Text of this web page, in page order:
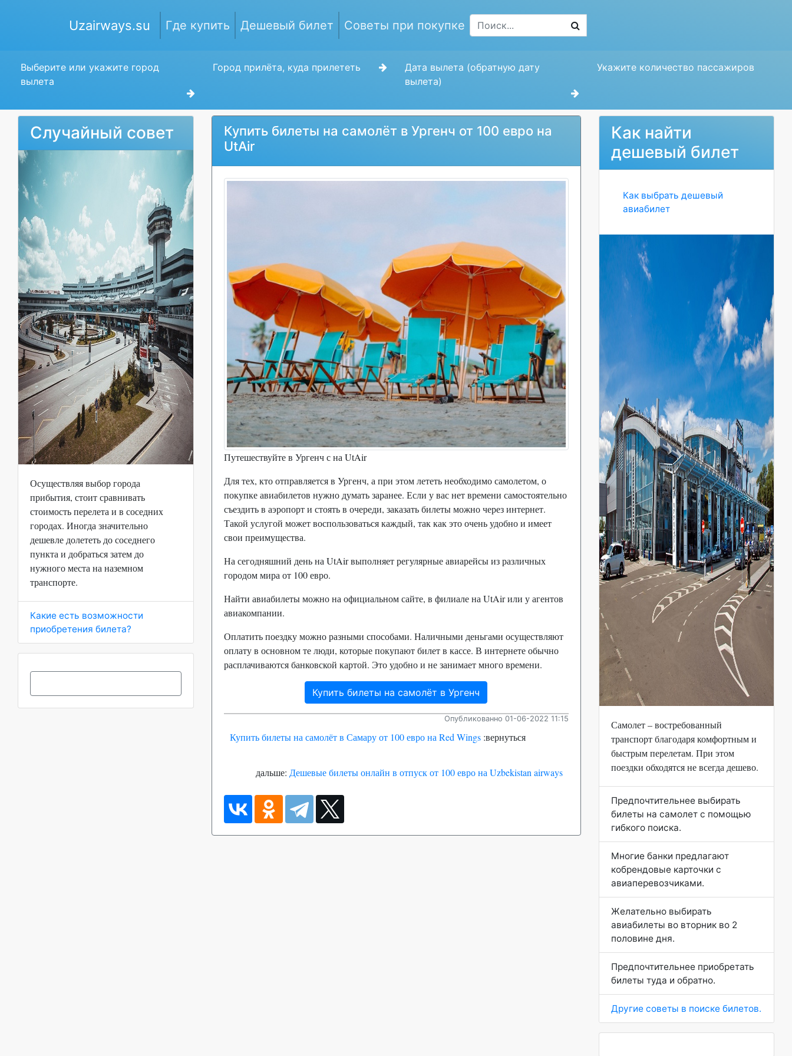
Uzairways.su Где купить Дешевый билет Советы при покупке
Выберите или укажите город
вылета
Город прилёта, куда прилететь
Дата вылета (обратную дату
вылета)
Укажите количество пассажиров
Случайный совет
Осуществляя выбор города
прибытия, стоит сравнивать
стоимость перелета и в соседних
городах. Иногда значительно
дешевле долететь до соседнего
пункта и добраться затем до
нужного места на наземном
транспорте.
Какие есть возможности
приобретения билета?
Купить билеты на самолёт в Ургенч от 100 евро на
UtAir
Путешествуйте в Ургенч с на UtAir
Для тех, кто отправляется в Ургенч, а при этом лететь необходимо самолетом, о
покупке авиабилетов нужно думать заранее. Если у вас нет времени самостоятельно
съездить в аэропорт и стоять в очереди, заказать билеты можно через интернет.
Такой услугой может воспользоваться каждый, так как это очень удобно и имеет
свои преимущества.
На сегодняшний день на UtAir выполняет регулярные авиарейсы из различных
городом мира от 100 евро.
Найти авиабилеты можно на официальном сайте, в филиале на UtAir или у агентов
авиакомпании.
Оплатить поездку можно разными способами. Наличными деньгами осуществляют
оплату в основном те люди, которые покупают билет в кассе. В интернете обычно
расплачиваются банковской картой. Это удобно и не занимает много времени.
Купить билеты на самолёт в Ургенч
Опубликованно 01-06-2022 11:15
Купить билеты на самолёт в Самару от 100 евро на Red Wings:вернуться
дальше: Дешевые билеты онлайн в отпуск от 100 евро на Uzbekistan airways
Как найти
дешевый билет
Как выбрать дешевый
авиабилет
Самолет – востребованный
транспорт благодаря комфортным и
быстрым перелетам. При этом
поездки обходятся не всегда дешево.
Предпочтительнее выбирать
билеты на самолет с помощью
гибкого поиска.
Многие банки предлагают
кобрендовые карточки с
авиаперевозчиками.
Желательно выбирать
авиабилеты во вторник во 2
половине дня.
Предпочтительнее приобретать
билеты туда и обратно.
Другие советы в поиске билетов.